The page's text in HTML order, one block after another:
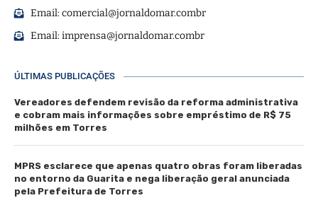
Email:comercial@jornaldomar.combr
Email:imprensa@jornaldomar.combr
ÚLTIMAS PUBLICAÇÕES
Vereadores defendem revisão da reforma administrativa
e cobram mais informações sobre empréstimo de R$ 75
milhões em Torres
MPRS esclarece que apenas quatro obras foram liberadas
no entorno da Guarita e nega liberação geral anunciada
pela Prefeitura de Torres